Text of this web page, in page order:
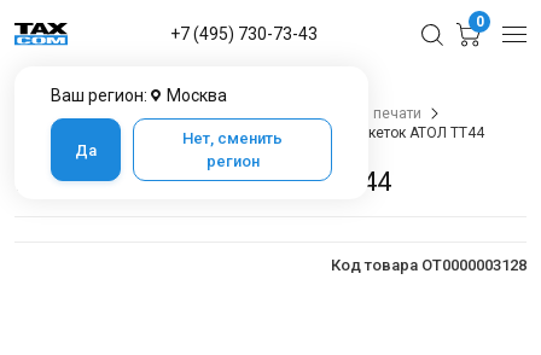
Ваш регион: Москва
Да
Нет, сменить
регион
+7 (495) 730-73-43
0
Оборудование для печати
Принтеры этикеток для маркировки
Принтер этикеток АТОЛ TT44
Принтер этикеток АТОЛ TT44
Код товара OT0000003128